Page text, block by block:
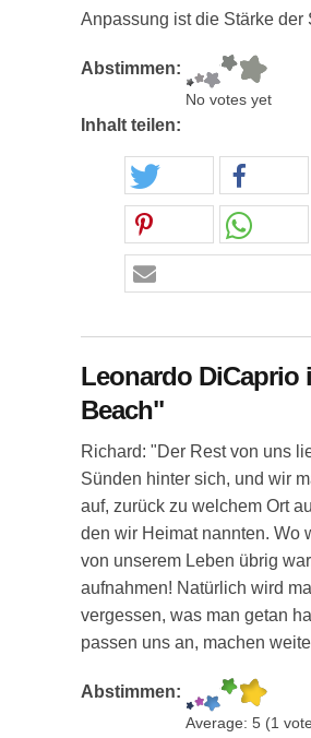
Anpassung ist die Stärke der
Abstimmen:
No votes yet
Inhalt teilen:
Leonardo DiCaprio
Beach"
Richard: "Der Rest von uns
Sünden hinter sich, und wir
auf, zurück zu welchem Ort
den wir Heimat nannten. Wo
von unserem Leben übrig
aufnahmen! Natürlich wird
vergessen, was man getan
passen uns an, machen
Abstimmen:
Average: 5 (1